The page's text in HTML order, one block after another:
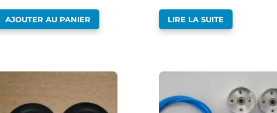
AJOUTER AU PANIER LIRE LA SUITE